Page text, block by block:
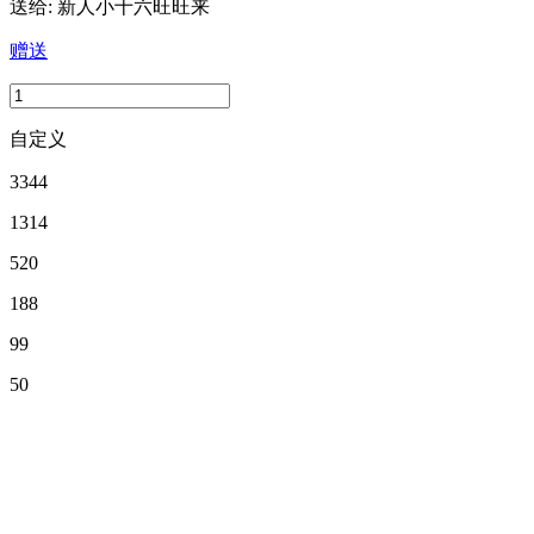
送给: 新人小十六旺旺来
赠送
自定义
3344
1314
520
188
99
50